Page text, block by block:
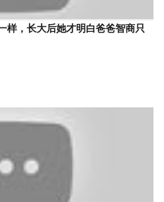
样，长大后她才明白爸爸智商只